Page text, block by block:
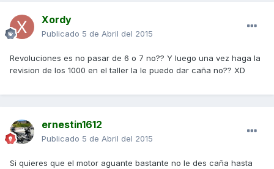
Xordy
Publicado 5 de Abril del 2015
Revoluciones es no pasar de 6 o 7 no?? Y luego una vez haga la
revision de los 1000 en el taller la le puedo dar caña no?? XD
ernestin1612
Publicado 5 de Abril del 2015
Si quieres que el motor aguante bastante no le des caña hasta